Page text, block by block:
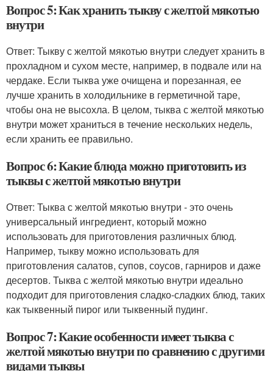
Вопрос 5: Как хранить тыкву с желтой мякотью
внутри
Ответ: Тыкву с желтой мякотью внутри следует хранить в
прохладном и сухом месте, например, в подвале или на
чердаке. Если тыква уже очищена и порезанная, ее
лучше хранить в холодильнике в герметичной таре,
чтобы она не высохла. В целом, тыква с желтой мякотью
внутри может храниться в течение нескольких недель,
если хранить ее правильно.
Вопрос 6: Какие блюда можно приготовить из
тыквы с желтой мякотью внутри
Ответ: Тыква с желтой мякотью внутри - это очень
универсальный ингредиент, который можно
использовать для приготовления различных блюд.
Например, тыкву можно использовать для
приготовления салатов, супов, соусов, гарниров и даже
десертов. Тыква с желтой мякотью внутри идеально
подходит для приготовления сладко-сладких блюд, таких
как тыквенный пирог или тыквенный пудинг.
Вопрос 7: Какие особенности имеет тыква с
желтой мякотью внутри по сравнению с другими
видами тыквы